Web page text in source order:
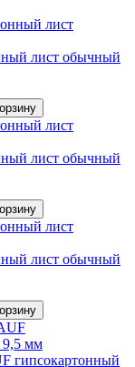
лист обычный
лист обычный
лист обычный
гипсокартонный